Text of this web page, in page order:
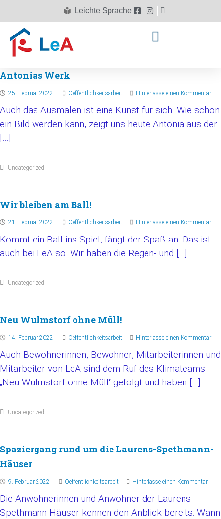
Leichte Sprache
Antonias Werk
25. Februar 2022 Oeffentlichkeitsarbeit Hinterlasse einen Kommentar
Auch das Ausmalen ist eine Kunst für sich. Wie schön
ein Bild werden kann, zeigt uns heute Antonia aus der
[…]
Uncategorized
Wir bleiben am Ball!
21. Februar 2022 Oeffentlichkeitsarbeit Hinterlasse einen Kommentar
Kommt ein Ball ins Spiel, fängt der Spaß an. Das ist
auch bei LeA so. Wir haben die Regen- und […]
Uncategorized
Neu Wulmstorf ohne Müll!
14. Februar 2022 Oeffentlichkeitsarbeit Hinterlasse einen Kommentar
Auch Bewohnerinnen, Bewohner, Mitarbeiterinnen und
Mitarbeiter von LeA sind dem Ruf des Klimateams
„Neu Wulmstorf ohne Müll“ gefolgt und haben […]
Uncategorized
Spaziergang rund um die Laurens-Spethmann-
Häuser
9. Februar 2022 Oeffentlichkeitsarbeit Hinterlasse einen Kommentar
Die Anwohnerinnen und Anwohner der Laurens-
Spethmann-Häuser kennen den Anblick bereits: Wann